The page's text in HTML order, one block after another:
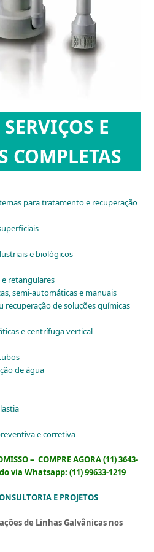
E
COMPLETAS
para tratamento e recuperação
e biológicos
e retangulares
semi-automáticas e manuais
recuperação de soluções químicas
e centrífuga vertical
de água
e corretiva
– COMPRE AGORA (11) 3643-
via Whatsapp: (11) 99633-1219
E PROJETOS
de Linhas Galvânicas nos